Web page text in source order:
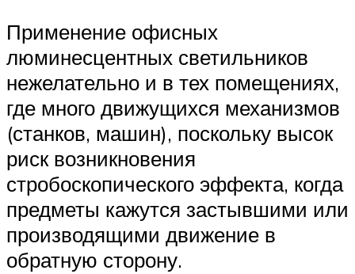
Применение офисных
люминесцентных светильников
нежелательно и в тех помещениях,
где много движущихся механизмов
(станков, машин), поскольку высок
риск возникновения
стробоскопического эффекта, когда
предметы кажутся застывшими или
производящими движение в
обратную сторону.